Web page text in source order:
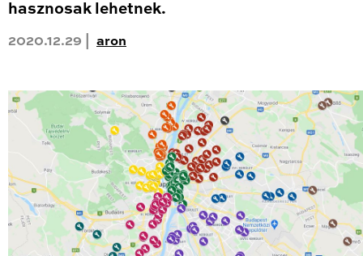
hasznosak lehetnek.
2020.12.29 | aron